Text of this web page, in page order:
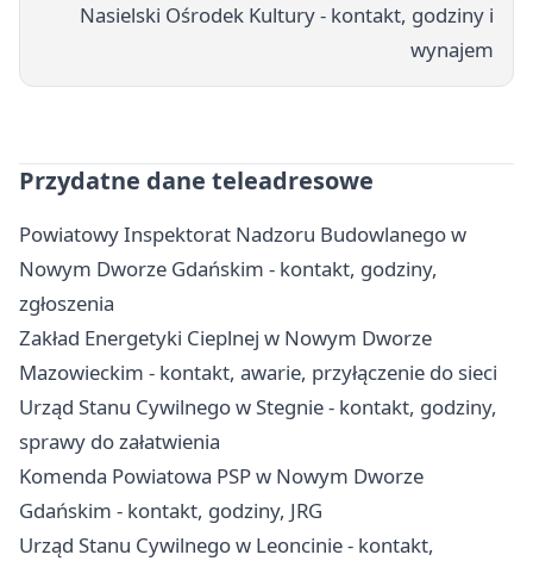
Nasielski Ośrodek Kultury - kontakt, godziny i
wynajem
Przydatne dane teleadresowe
Powiatowy Inspektorat Nadzoru Budowlanego w
Nowym Dworze Gdańskim - kontakt, godziny,
zgłoszenia
Zakład Energetyki Cieplnej w Nowym Dworze
Mazowieckim - kontakt, awarie, przyłączenie do sieci
Urząd Stanu Cywilnego w Stegnie - kontakt, godziny,
sprawy do załatwienia
Komenda Powiatowa PSP w Nowym Dworze
Gdańskim - kontakt, godziny, JRG
Urząd Stanu Cywilnego w Leoncinie - kontakt,